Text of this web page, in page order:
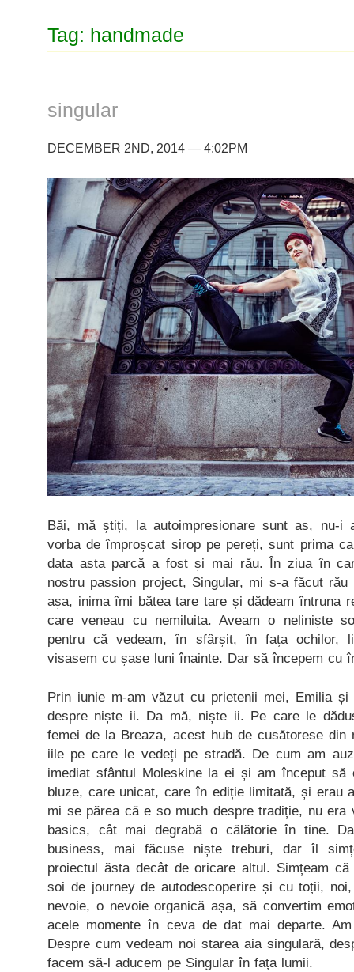
Tag: handmade
singular
DECEMBER 2ND, 2014 — 4:02PM
Băi, mă știți, la autoimpresionare sunt as, nu-
vorba de împroșcat sirop pe pereți, sunt prima
data asta parcă a fost și mai rău. În ziua în
nostru passion project, Singular, mi s-a făcut
așa, inima îmi bătea tare tare și dădeam întruna
care veneau cu nemiluita. Aveam o neliniște
pentru că vedeam, în sfârșit, în fața ochilor,
visasem cu șase luni înainte. Dar să începem cu
Prin iunie m-am văzut cu prietenii mei, Emilia
despre niște ii. Da mă, niște ii. Pe care le
femei de la Breaza, acest hub de cusătorese din
iile pe care le vedeți pe stradă. De cum am
imediat sfântul Moleskine la ei și am început să
bluze, care unicat, care în ediție limitată, și erau
mi se părea că e so much despre tradiție, nu era
basics, cât mai degrabă o călătorie în tine.
business, mai făcuse niște treburi, dar îl
proiectul ăsta decât de oricare altul. Simțeam
soi de journey de autodescoperire și cu toții,
nevoie, o nevoie organică așa, să convertim
acele momente în ceva de dat mai departe.
Despre cum vedeam noi starea aia singulară,
facem să-l aducem pe Singular în fața lumii.